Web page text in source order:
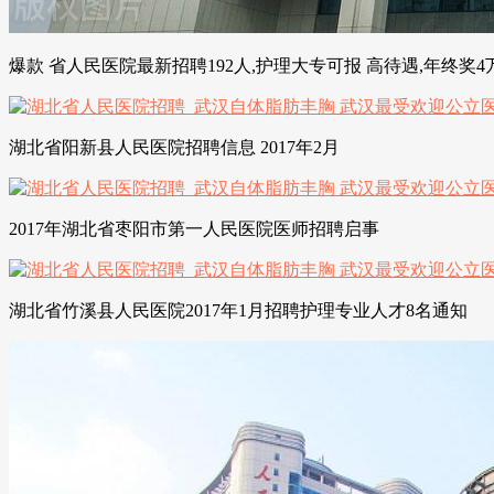
爆款 省人民医院最新招聘192人,护理大专可报 高待遇,年终奖4
湖北省阳新县人民医院招聘信息 2017年2月
2017年湖北省枣阳市第一人民医院医师招聘启事
湖北省竹溪县人民医院2017年1月招聘护理专业人才8名通知